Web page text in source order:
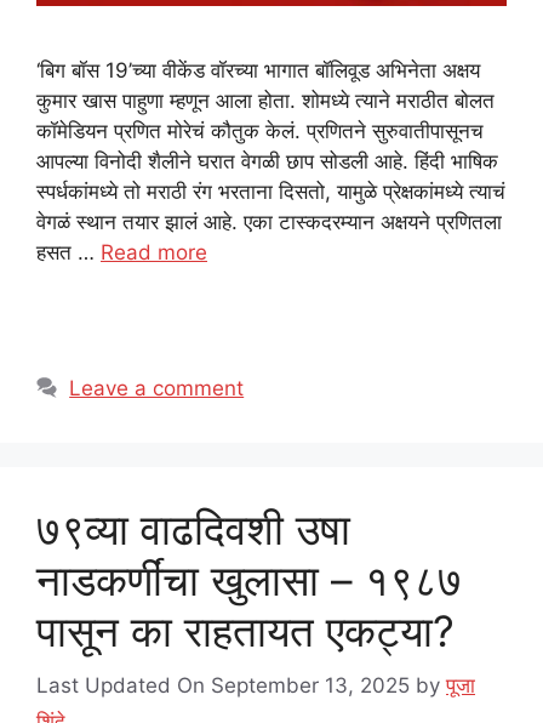
‘बिग बॉस 19’च्या वीकेंड वॉरच्या भागात बॉलिवूड अभिनेता अक्षय
कुमार खास पाहुणा म्हणून आला होता. शोमध्ये त्याने मराठीत बोलत
कॉमेडियन प्रणित मोरेचं कौतुक केलं. प्रणितने सुरुवातीपासूनच
आपल्या विनोदी शैलीने घरात वेगळी छाप सोडली आहे. हिंदी भाषिक
स्पर्धकांमध्ये तो मराठी रंग भरताना दिसतो, यामुळे प्रेक्षकांमध्ये त्याचं
वेगळं स्थान तयार झालं आहे. एका टास्कदरम्यान अक्षयने प्रणितला
हसत … Read more
Leave a comment
७९व्या वाढदिवशी उषा
नाडकर्णींचा खुलासा – १९८७
पासून का राहतायत एकट्या?
Last Updated On September 13, 2025 byपूजा